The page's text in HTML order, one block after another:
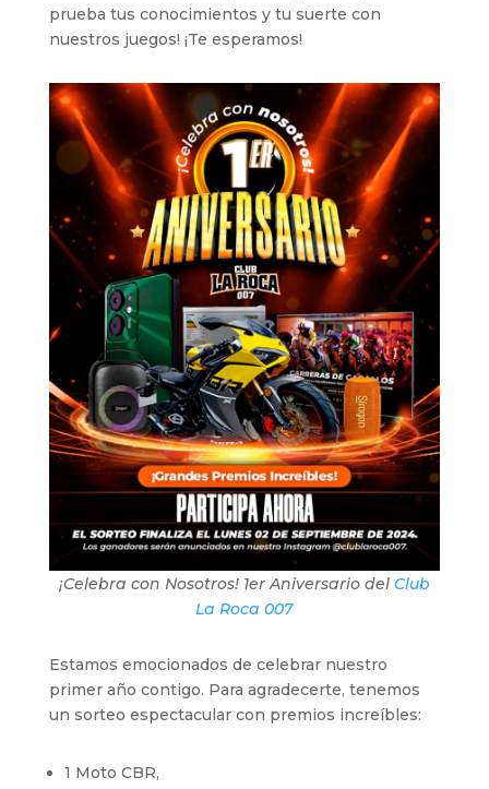
prueba tus conocimientos y tu suerte con
nuestros juegos! ¡Te esperamos!
¡Celebra con Nosotros! 1er Aniversario del Club
La Roca 007
Estamos emocionados de celebrar nuestro
primer año contigo. Para agradecerte, tenemos
un sorteo espectacular con premios increíbles:
1 Moto CBR,